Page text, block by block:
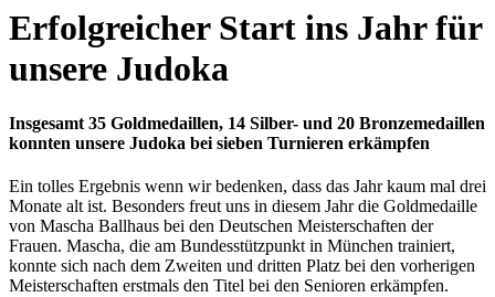
Erfolgreicher Start ins Jahr für
unsere Judoka
Insgesamt 35 Goldmedaillen, 14 Silber- und 20 Bronzemedaillen
konnten unsere Judoka bei sieben Turnieren erkämpfen
Ein tolles Ergebnis wenn wir bedenken, dass das Jahr kaum mal drei
Monate alt ist. Besonders freut uns in diesem Jahr die Goldme­daille
von Mascha Ballhaus bei den Deutschen Meisterschaften der
Frauen. Mascha, die am Bundesstützpunkt in München trainiert,
konnte sich nach dem Zweiten und dritten Platz bei den vorherigen
Meisterschaften erstmals den Titel bei den Senioren erkämpfen.